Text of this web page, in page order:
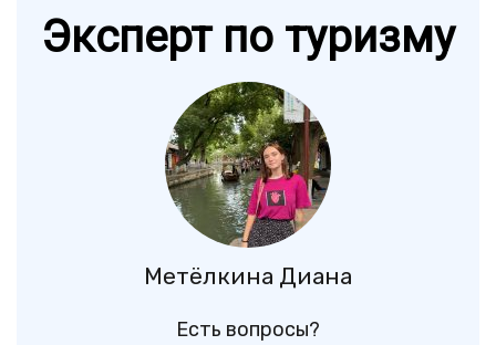
Эксперт по туризму
Метёлкина Диана
Есть вопросы?